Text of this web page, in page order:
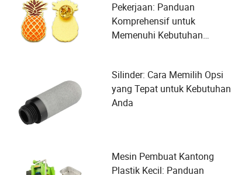
Pekerjaan: Panduan
Komprehensif untuk
Memenuhi Kebutuhan
Silinder: Cara Memilih Opsi
yang Tepat untuk Kebutuhan
Anda
Mesin Pembuat Kantong
Plastik Kecil: Panduan